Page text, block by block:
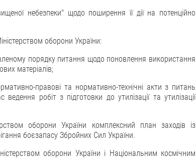
небезпеки" щодо поширення її дії на потенційно
оборони України:
порядку питання щодо поновлення використання
матеріалів;
правові та нормативно-технічні акти з питань
робіт з підготовки до утилізації та утилізації
оборони України комплексний план заходів із
боєзапасу Збройних Сил України.
оборони України і Національним космічним